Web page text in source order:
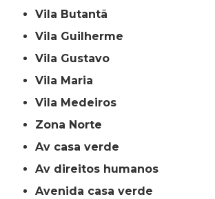
Vila Butantã
Vila Guilherme
Vila Gustavo
Vila Maria
Vila Medeiros
Zona Norte
av casa verde
av direitos humanos
avenida casa verde